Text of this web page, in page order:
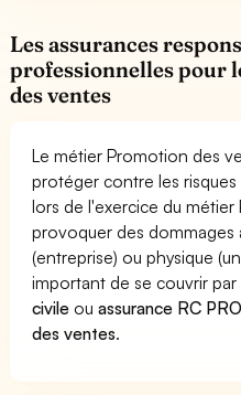
Les assurances
professionnelles pour
des ventes
Le métier Promotion des
protéger contre les
lors de l'exercice du
provoquer des dommages
(entreprise) ou physique
important de se couvrir
civile ouassurance RC
des ventes.